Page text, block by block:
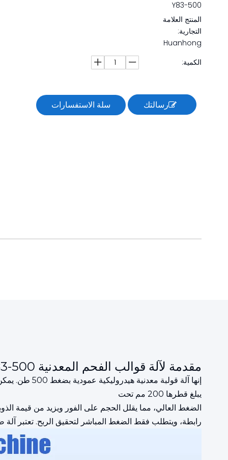
Y83-500
المنتج العلامة
التجارية:
Huanhong
الكمية:
رسالتك سلة الاستفسارات
مقدمة لآلة قوالب الفحم المعدنية Y83-500
إنها آلة
يبلغ قطرها 200 مم تحت
رابطة، ويتطلب فقط الضغط المباشر لتحقيق الربح. تعتبر آلة